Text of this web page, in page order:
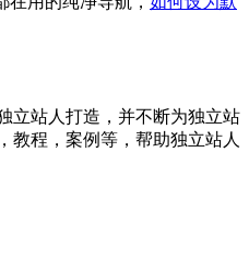
立站人打造，并不断为独立站
教程，案例等，帮助独立站人